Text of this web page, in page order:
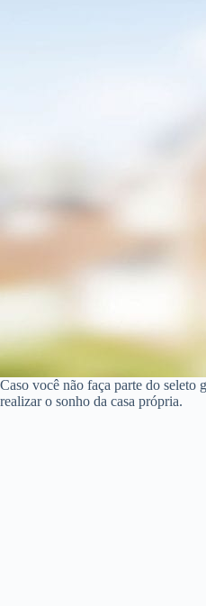
Caso você não faça parte do seleto
realizar o sonho da casa própria.